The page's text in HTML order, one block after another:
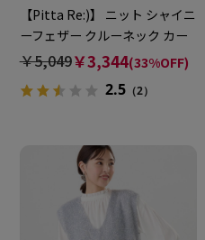
【Pitta Re:)】 ニット シャイニ
ーフェザー クルーネック カー
ディガン レディース
￥5,049￥3,344(33%OFF)
2.5（2）